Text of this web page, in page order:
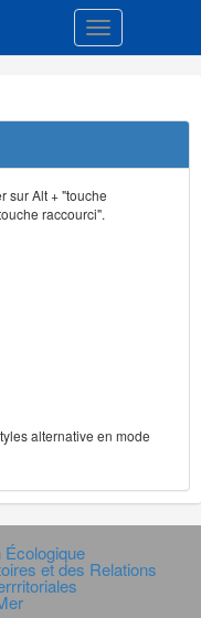
Toggle
sur Alt + "touche
raccourci".
alternative en mode
Écologique
et des Relations